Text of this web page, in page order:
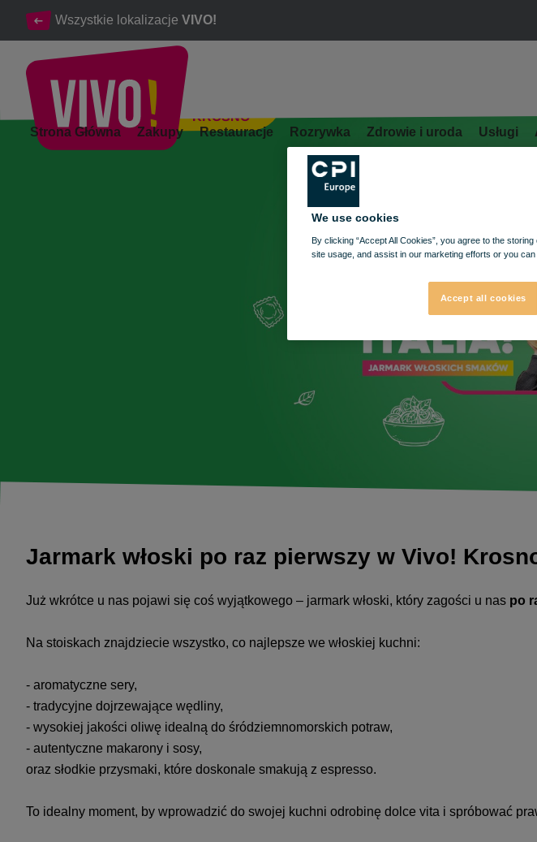
Wszystkie lokalizacje VIVO!
KROSNO
Strona Główna Zakupy Restauracje Rozrywka Zdrowie i uroda Usługi
Jarmark włoski po raz pierwszy w Vivo! Krosno
Jarmark włoski po raz pierwszy w Vivo!
Już wkrótce u nas pojawi się coś wyjątkowego – jarmark włoski, który zagości u nas po
Na stoiskach znajdziecie wszystko, co najlepsze we włoskiej kuchni:
- aromatyczne sery,
- tradycyjne dojrzewające wędliny,
- wysokiej jakości oliwę idealną do śródziemnomorskich potraw,
- autentyczne makarony i sosy,
oraz słodkie przysmaki, które doskonale smakują z espresso.
To idealny moment, by wprowadzić do swojej kuchni odrobinę dolce vita i spróbować
We use cookies
By clicking “Accept All Cookies”, you agree to the
site usage, and assist in our marketing efforts or you
Accept all cookies